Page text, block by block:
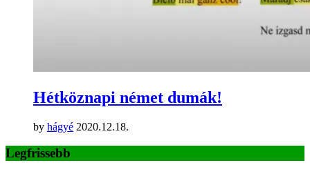
Hétköznapi német dumák!
by hágyé 2020.12.18.
Legfrissebb